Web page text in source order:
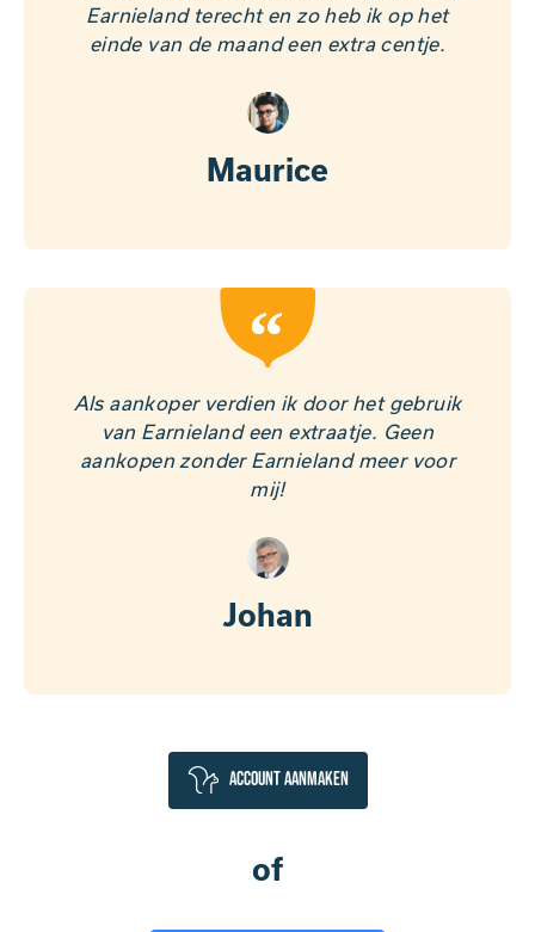
Earnieland terecht en zo heb ik op het
einde van de maand een extra centje.
Maurice
“
Als aankoper verdien ik door het gebruik
van Earnieland een extraatje. Geen
aankopen zonder Earnieland meer voor
mij!
Johan
Account aanmaken
of